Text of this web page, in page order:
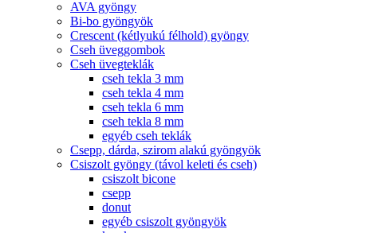
AVA gyöngy
Bi-bo gyöngyök
Crescent (kétlyukú félhold) gyöngy
Cseh üveggombok
Cseh üvegteklák
cseh tekla 3 mm
cseh tekla 4 mm
cseh tekla 6 mm
cseh tekla 8 mm
egyéb cseh teklák
Csepp, dárda, szirom alakú gyöngyök
Csiszolt gyöngy (távol keleti és cseh)
csiszolt bicone
csepp
donut
egyéb csiszolt gyöngyök